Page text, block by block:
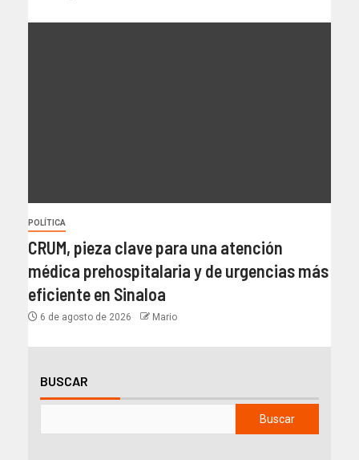
POLÍTICA
CRUM, pieza clave para una atención
médica prehospitalaria y de urgencias más
eficiente en Sinaloa
6 de agosto de 2026 Mario
BUSCAR
Buscar